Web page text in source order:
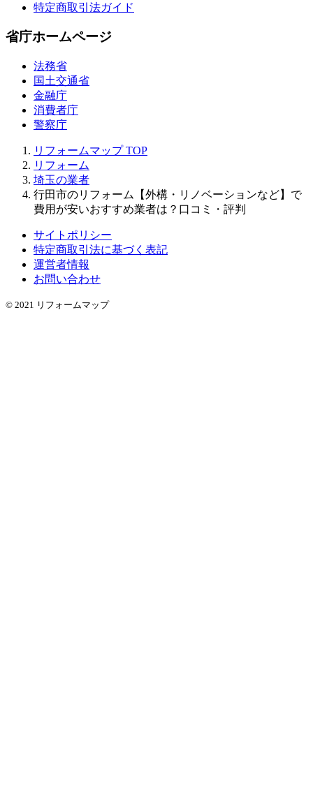
特定商取引法ガイド
省庁ホームページ
法務省
国土交通省
金融庁
消費者庁
警察庁
リフォームマップTOP
リフォーム
埼玉の業者
行田市のリフォーム【外構・リノベーションなど】で
費用が安いおすすめ業者は？口コミ・評判
サイトポリシー
特定商取引法に基づく表記
運営者情報
お問い合わせ
© 2021 リフォームマップ